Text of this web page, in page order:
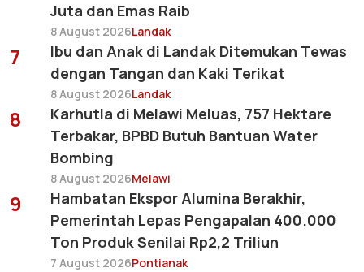
Juta dan Emas Raib
8 August 2026Landak
7
Ibu dan Anak di Landak Ditemukan Tewas
dengan Tangan dan Kaki Terikat
8 August 2026Landak
8
Karhutla di Melawi Meluas, 757 Hektare
Terbakar, BPBD Butuh Bantuan Water
Bombing
8 August 2026Melawi
9
Hambatan Ekspor Alumina Berakhir,
Pemerintah Lepas Pengapalan 400.000
Ton Produk Senilai Rp2,2 Triliun
7 August 2026Pontianak